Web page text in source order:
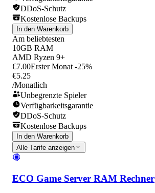
DDoS-Schutz
Kostenlose Backups
In den Warenkorb
Am beliebtesten
10GB RAM
AMD Ryzen 9+
€7.00Erster Monat -25%
€5.25
/Monatlich
Unbegrenzte Spieler
Verfügbarkeitsgarantie
DDoS-Schutz
Kostenlose Backups
In den Warenkorb
Alle Tarife anzeigen
ECO Game Server RAM Rechner